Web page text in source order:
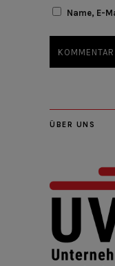
Name, E-
ÜBER UNS